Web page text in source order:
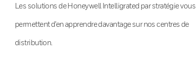
Les solutions de Honeywell Intelligrated par stratégie vous
permettent d’en apprendre davantage sur nos centres de
distribution.